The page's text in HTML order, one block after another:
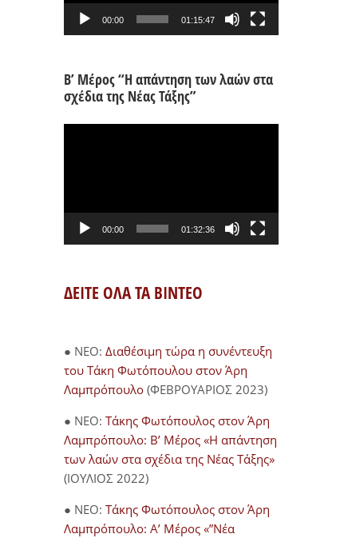
00:00 01:15:47
Β’ Μέρος “Η απάντηση των λαών στα
σχέδια της Νέας Τάξης”
00:00 01:32:36
ΔΕΙΤΕ ΟΛΑ ΤΑ ΒΙΝΤΕΟ
● NEO: Διαθέσιμη τώρα η συνέντευξη
του Τάκη Φωτόπουλου στον Άρη
Λαμπρόπουλο(ΦΕΒΡΟΥΑΡΙΟΣ 2023)
● NEO: Τάκης Φωτόπουλος στον Άρη
Λαμπρόπουλο: Β’ Μέρος «Η απάντηση
των λαών στα σχέδια της Νέας Τάξης»
(ΙΟΥΛΙΟΣ 2022)
● NEO: Τάκης Φωτόπουλος στον Άρη
Λαμπρόπουλο: Α’ Μέρος «”Νέα